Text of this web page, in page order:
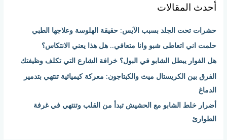
ث
ن
:
أحدث المقالات
حشرات تحت الجلد بسبب الآيس: حقيقة الهلوسة وعلاجها الطبي
حلمت اني اتعاطى شبو وانا متعافي.. هل هذا يعني الانتكاس؟
هل الفوار يبطل الشابو في البول؟ خرافة الشارع التي تكلف وظيفتك
الفرق بين الكريستال ميث والكبتاجون: معركة كيميائية تنتهي بتدمير
الدماغ
أضرار خلط الشابو مع الحشيش تبدأ من القلب وتنتهي في غرفة
الطوارئ